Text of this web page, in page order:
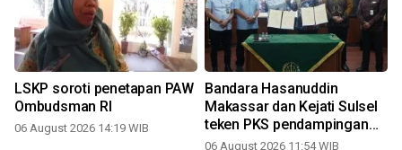
LSKP soroti penetapan PAW
Ombudsman RI
06 August 2026 14:19 WIB
Bandara Hasanuddin
Makassar dan Kejati Sulsel
teken PKS pendampingan
hukum
06 August 2026 11:54 WIB